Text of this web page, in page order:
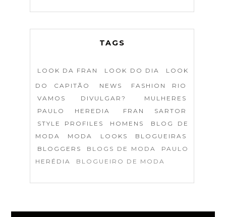
TAGS
LOOK DA FRAN LOOK DO DIA
LOOK
DO CAPITÃO
NEWS
FASHION RIO
VAMOS DIVULGAR?
MULHERES
PAULO HEREDIA
FRAN SARTOR
STYLE PROFILES
HOMENS
BLOG DE
MODA
MODA LOOKS
BLOGUEIRAS
BLOGGERS
BLOGS DE MODA
PAULO
HERÉDIA
BLOGUEIRO DE MODA